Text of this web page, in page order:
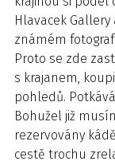
Hlavacek
známém
Proto se zde
s krajanem,
pohledů.
Bohužel již
rezervovány
cestě trochu